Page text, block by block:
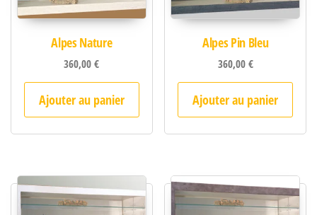
Alpes Nature
360,00€
Ajouter au panier
Alpes Pin Bleu
360,00€
Ajouter au panier